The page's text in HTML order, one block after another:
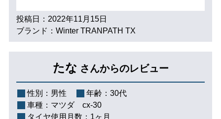
投稿日：2022年11月15日
ブランド：Winter TRANPATH TX
たな さんからのレビュー
性別： 男性 年齢： 30代
車種： マツダ cx-30
タイヤ使用月数： 1ヶ月